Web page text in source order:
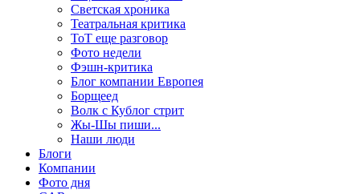
Светская хроника
Театральная критика
ТоТ еще разговор
Фото недели
Фэшн-критика
Блог компании Европея
Борщеед
Волк с Кублог стрит
Жы-Шы пиши...
Наши люди
Блоги
Компании
Фото дня